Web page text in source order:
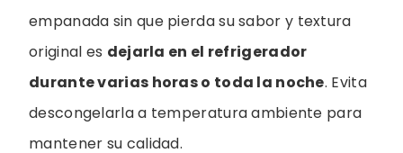
empanada sin que pierda su sabor y textura
original es dejarla en el refrigerador
durante varias horas o toda la noche. Evita
descongelarla a temperatura ambiente para
mantener su calidad.